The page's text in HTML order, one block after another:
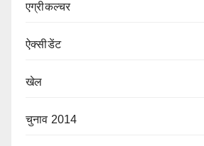
एग्रीकल्चर
ऐक्सीडेंट
खेल
चुनाव 2014